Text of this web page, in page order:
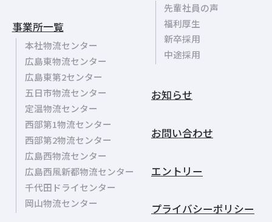
事業所一覧
本社物流センター
広島東物流センター
広島東第2センター
五日市物流センター
定温物流センター
西部第1物流センター
西部第2物流センター
広島西物流センター
広島西風新都物流センター
千代田ドライセンター
岡山物流センター
先輩社員の声
福利厚生
新卒採用
中途採用
お知らせ
お問い合わせ
エントリー
プライバシーポリシー